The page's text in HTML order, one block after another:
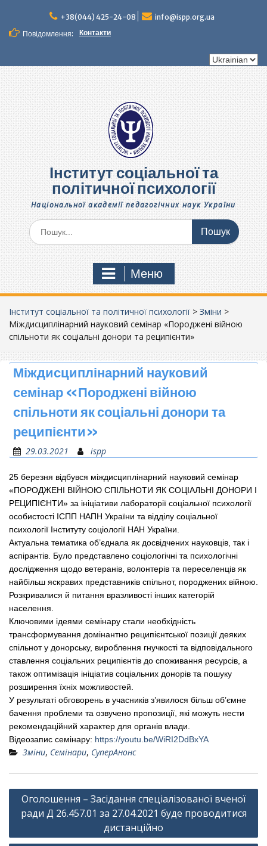
вмісту
+38(044) 425-24-08
info@ispp.org.ua
Повідомлення:
Контакти
Вибрати
Інститут соціальної та
політичної психології
Національної академії педагогічних наук України
Шукати:
Меню
Інститут соціальної та політичної психології > Зміни >
Міждисциплінарний науковий семінар «Породжені війною
спільноти як соціальні донори та реципієнти»
Міждисциплінарний науковий
семінар «Породжені війною
спільноти як соціальні донори та
реципієнти»
29.03.2021 ispp
25 березня відбувся міждисциплінарний науковий семінар
«ПОРОДЖЕНІ ВІЙНОЮ СПІЛЬНОТИ ЯК СОЦІАЛЬНІ ДОНОРИ І
РЕЦИПІЄНТИ» за ініціативи лабораторії соціальної психології
особистості ІСПП НАПН України та відділу соціальної
психології Інституту соціології НАН України.
Актуальна тематика об’єднала як досвідчених науковців, так і
аспірантів. Було представлено соціологічні та психологічні
дослідження щодо ветеранів, волонтерів та переселенців як
найбільш яскравих представників спільнот, породжених війною.
Розкривалися й питання вразливості інших категорій
населення.
Ключовими ідеями семінару стали необхідність
трансформування домінантно реципієнтської позиції деяких
спільнот у донорську, вироблення гнучкості та відповідального
ставлення соціальних реципієнтів до споживання ресурсів, а
також оптимізація ініціатив соціальних донорів та пошуку
розширення їхніх можливостей.
У результаті обговорень в учасників з’явилося більш об’ємне
бачення проблеми та озвучено пропозиції, які можуть нести
рекомендаційний характер для органів влади.
Відеозапис семінару: https://youtu.be/WiRI2DdBxYA
Зміни, Семінари, СуперАнонс
Навігація
записів
Оголошення – Засідання спеціалізованої вченої
ради Д 26.457.01 за 27.04.2021 буде проводитися
дистанційно